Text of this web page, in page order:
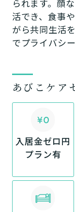
られます。顔
活でき、食事
がら共同生活
でプライバシ
あびこケア
入居金ゼロ円
プラン有